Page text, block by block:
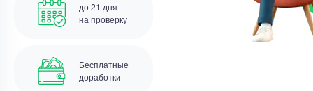
до 21 дня
на проверку
Бесплатные
доработки